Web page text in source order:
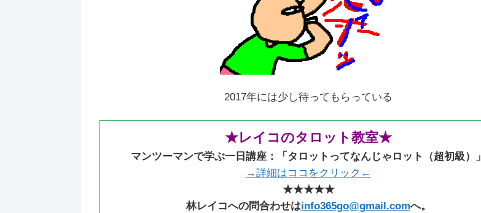
2017年には少し待ってもらっている
★レイコのタロット教室★
マンツーマンで学ぶ一日講座：「タロットってなんじゃロット（超初級）」
→詳細はココをクリック←
★★★★★
林レイコへの問合わせはinfo365go@gmail.comへ。